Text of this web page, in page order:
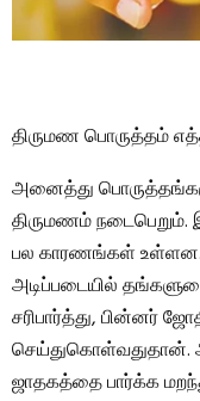
திருமண பொருத்தம்
அனைத்து
திருமணம் நடைபெறும்.
பல காரணங்கள் உள்ளன.
அடிப்படையில்
சரிபார்த்து, பின்னர்
ஜாதகத்தை பார்க்க